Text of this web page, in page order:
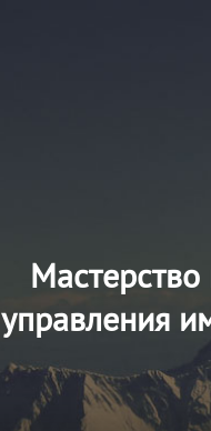
управления